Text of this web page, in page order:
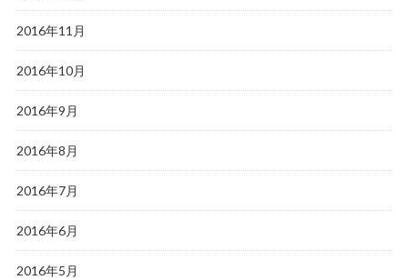
2016年11月
2016年10月
2016年9月
2016年8月
2016年7月
2016年6月
2016年5月